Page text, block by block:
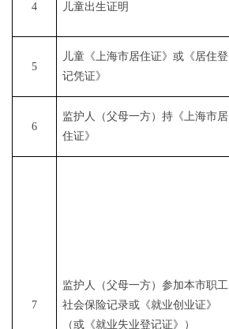
4 儿童出生证明
5
儿童《上海市居住证》或《居住登
记凭证》
6
监护人（父母一方）持《上海市居
住证》
7
监护人（父母一方）参加本市职工
社会保险记录或《就业创业证》
（或《就业失业登记证》）